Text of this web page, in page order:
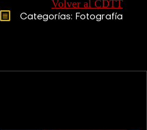
Volver al CDTT
Categorías: Fotografía